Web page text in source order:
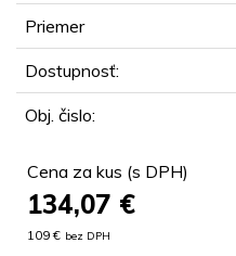
Priemer
Dostupnosť:
Obj. čislo:
Cena za kus (s DPH)
134,07 €
109 € bez DPH